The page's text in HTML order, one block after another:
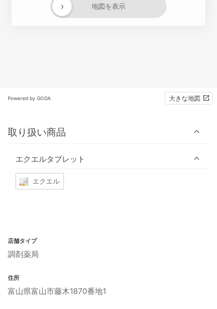
地図を表示
›
Powered by GOGA 大きな地図
取り扱い商品
エクエルタブレット
エクエル
店舗タイプ
調剤薬局
住所
富山県富山市藤木1870番地1